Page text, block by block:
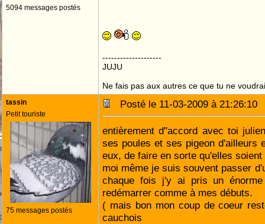
5094 messages postés
--------------------
JUJU
Ne fais pas aux autres ce que tu ne
tassin
Petit touriste
75 messages postés
Posté le 11-03-2009 à
entièrement d"accord avec toi
ses poules et ses pigeon d'ailleurs
eux, de faire en sorte qu'elles
moi même je suis souvent passer
chaque fois j'y ai pris un
redémarrer comme à mes débuts.
( mais bon mon coup de coeur
cauchois